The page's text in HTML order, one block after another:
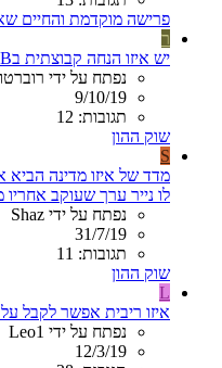
פרישה מוקדמת והחיים
ר
יש איזו הנחה קבוצתית בIB ישראל?
נפתח על ידי רוברטו
9/10/19
תגובות: 12
שוק ההון
S
לו נייר ערך שעוקב אחריו
נפתח על ידי Shaz
31/7/19
תגובות: 11
שוק ההון
L
איזו ריבית אפשר לקבל
נפתח על ידי Leo1
12/3/19